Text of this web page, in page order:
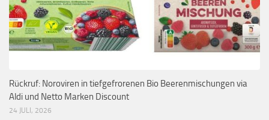
Rückruf: Noroviren in tiefgefrorenen Bio Beerenmischungen via
Aldi und Netto Marken Discount
24 JULI, 2026